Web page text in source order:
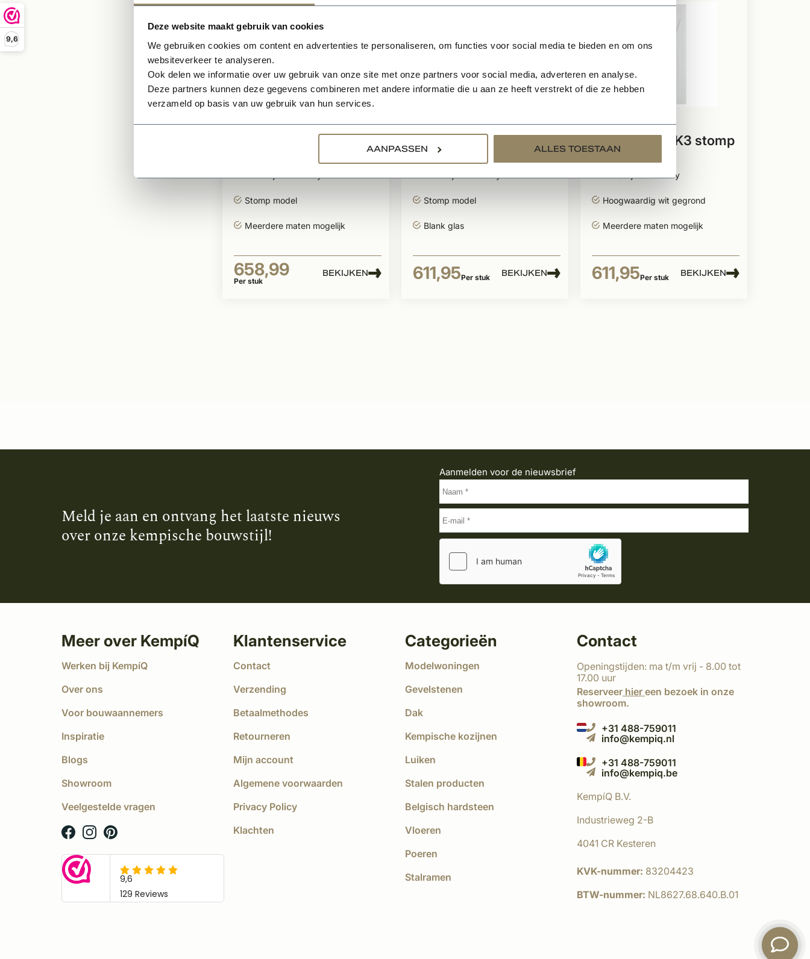
Deze website maakt gebruik van cookies
We gebruiken cookies om content en advertenties te personaliseren, om functies voor social media te bieden en om ons
websiteverkeer te analyseren.
Ook delen we informatie over uw gebruik van onze site met onze partners voor social media, adverteren en analyse.
Deze partners kunnen deze gegevens combineren met andere informatie die u aan ze heeft verstrekt of die ze hebben
verzameld op basis van uw gebruik van hun services.
AANPASSEN ALLES TOESTAAN
9,6
Binnendeur SK5 stomp
Stomp model
Meerdere maten mogelijk
658,99
Per stuk
BEKIJKEN
Binnendeur SK7 stomp
wit gegrond met
Stomp model
Blank glas
611,95Per stuk BEKIJKEN
Binnendeur SK3 stomp
wit gegrond
Landelijk en Trendy
Hoogwaardig wit gegrond
Meerdere maten mogelijk
611,95Per stuk BEKIJKEN
Meld je aan en ontvang het laatste nieuws
over onze kempische bouwstijl!
Aanmelden voor de nieuwsbrief
Meer over KempíQ
Werken bij KempíQ
Over ons
Voor bouwaannemers
Inspiratie
Blogs
Showroom
Veelgestelde vragen
Klantenservice
Contact
Verzending
Betaalmethodes
Retourneren
Mijn account
Algemene voorwaarden
Privacy Policy
Klachten
Categorieën
Modelwoningen
Gevelstenen
Dak
Kempische kozijnen
Luiken
Stalen producten
Belgisch hardsteen
Vloeren
Poeren
Stalramen
Contact
Openingstijden: ma t/m vrij - 8.00 tot
17.00 uur
Reserveer hier een bezoek in onze
showroom.
+31 488-759011
info@kempiq.nl
+31 488-759011
info@kempiq.be
KempíQ B.V.
Industrieweg 2-B
4041 CR Kesteren
KVK-nummer: 83204423
BTW-nummer: NL8627.68.640.B.01